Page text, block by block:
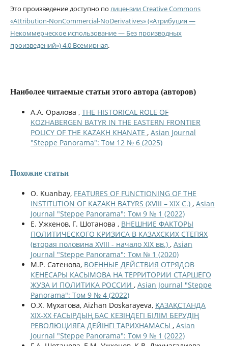
Это произведение доступно по лицензии Creative Commons
«Attribution-NonCommercial-NoDerivatives» («Атрибуция —
Некоммерческое использование — Без производных
произведений») 4.0 Всемирная.
Наиболее читаемые статьи этого автора (авторов)
А.А. Оралова , THE HISTORICAL ROLE OF
KOZHABERGEN BATYR IN THE EASTERN FRONTIER
POLICY OF THE KAZAKH KHANATE , Asian Journal
"Steppe Panorama": Том 12 № 6 (2025)
Похожие статьи
O. Kuanbay, FEATURES OF FUNCTIONING OF THE
INSTITUTION OF KAZAKH BATYRS (XVIII – XIX С.) , Asian
Journal "Steppe Panorama": Том 9 № 1 (2022)
Е. Ужкенов, Г. Шотанова , ВНЕШНИЕ ФАКТОРЫ
ПОЛИТИЧЕСКОГО КРИЗИСА В КАЗАХСКИХ СТЕПЯХ
(вторая половина XVIII - начало XIX вв.) , Asian
Journal "Steppe Panorama": Том № 1 (2020)
М.Р. Сатенова, ВОЕННЫЕ ДЕЙСТВИЯ ОТРЯДОВ
КЕНЕСАРЫ КАСЫМОВА НА ТЕРРИТОРИИ СТАРШЕГО
ЖУЗА И ПОЛИТИКА РОССИИ , Asian Journal "Steppe
Panorama": Том 9 № 4 (2022)
О.Х. Мұхатова, Aizhan Doskarayeva, ҚАЗАҚСТАНДА
ХІХ-ХХ ҒАСЫРДЫҢ БАС КЕЗІНДЕГІ БІЛІМ БЕРУДІҢ
РЕВОЛЮЦИЯҒА ДЕЙІНГІ ТАРИХНАМАСЫ , Asian
Journal "Steppe Panorama": Том 9 № 1 (2022)